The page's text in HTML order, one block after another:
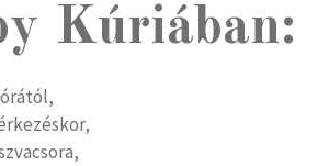
Kúriában: